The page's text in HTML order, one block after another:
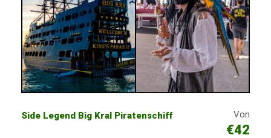
Side Legend Big Kral Piratenschiff Von
€42